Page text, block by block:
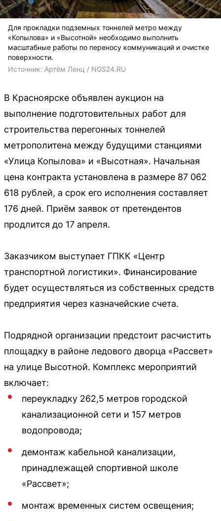
Для прокладки подземных тоннелей метро между
«Копылова» и «Высотной» необходимо выполнить
масштабные работы по переносу коммуникаций и очистке
поверхности.
Источник: Артём Ленц / NGS24.RU
В Красноярске объявлен аукцион на
выполнение подготовительных работ для
строительства перегонных тоннелей
метрополитена между будущими станциями
«Улица Копылова» и «Высотная». Начальная
цена контракта установлена в размере 87 062
618 рублей, а срок его исполнения составляет
176 дней. Приём заявок от претендентов
продлится до 17 апреля.
Заказчиком выступает ГПКК «Центр
транспортной логистики». Финансирование
будет осуществляться из собственных средств
предприятия через казначейские счета.
Подрядной организации предстоит расчистить
площадку в районе ледового дворца «Рассвет»
на улице Высотной. Комплекс мероприятий
включает:
переукладку 262,5 метров городской
канализационной сети и 157 метров
водопровода;
демонтаж кабельной канализации,
принадлежащей спортивной школе
«Рассвет»;
монтаж временных систем освещения;